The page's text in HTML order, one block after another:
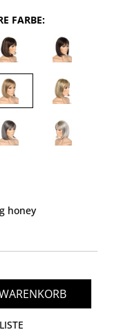
FARBE:
honey